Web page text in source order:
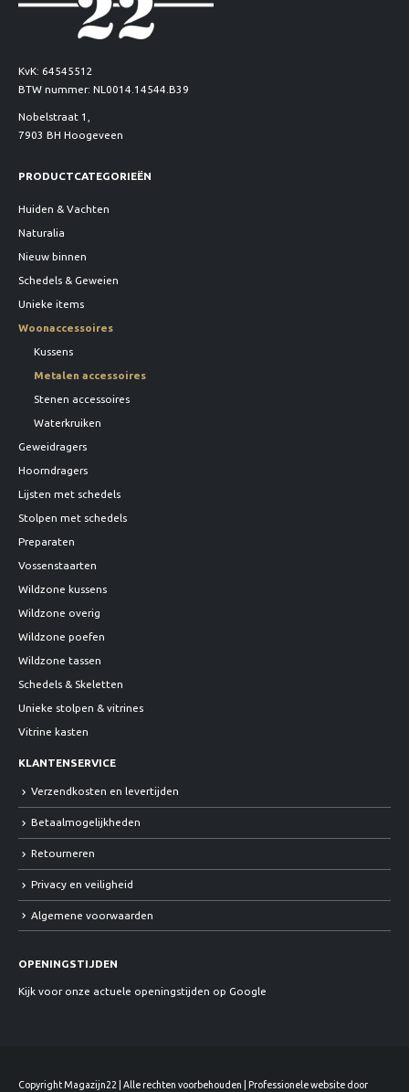
KvK: 64545512
BTW nummer: NL0014.14544.B39
Nobelstraat 1,
7903 BH Hoogeveen
PRODUCTCATEGORIEËN
Huiden & Vachten
Naturalia
Nieuw binnen
Schedels & Geweien
Unieke items
Woonaccessoires
Kussens
Metalen accessoires
Stenen accessoires
Waterkruiken
Geweidragers
Hoorndragers
Lijsten met schedels
Stolpen met schedels
Preparaten
Vossenstaarten
Wildzone kussens
Wildzone overig
Wildzone poefen
Wildzone tassen
Schedels & Skeletten
Unieke stolpen & vitrines
Vitrine kasten
KLANTENSERVICE
Verzendkosten en levertijden
Betaalmogelijkheden
Retourneren
Privacy en veiligheid
Algemene voorwaarden
OPENINGSTIJDEN
Kijk voor onze actuele openingstijden op Google
Copyright Magazijn22 | Alle rechten voorbehouden | Professionele website door